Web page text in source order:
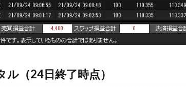
（24日終了時点）